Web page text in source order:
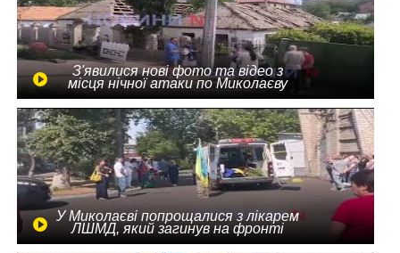
З'явилися нові фото та відео з
місця нічної атаки по Миколаєву
У Миколаєві попрощалися з лікарем
ЛШМД, який загинув на фронті